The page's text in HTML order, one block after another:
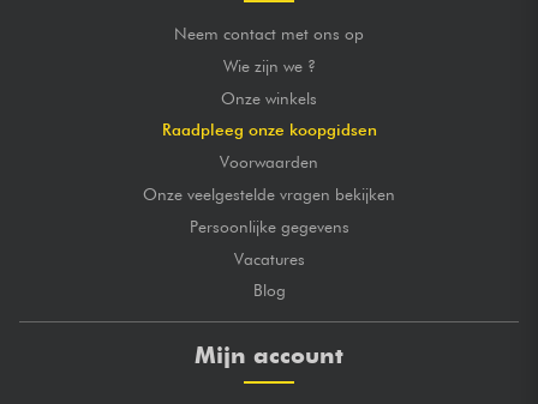
Neem contact met ons op
Wie zijn we ?
Onze winkels
Raadpleeg onze koopgidsen
Voorwaarden
Onze veelgestelde vragen bekijken
Persoonlijke gegevens
Vacatures
Blog
Mijn account